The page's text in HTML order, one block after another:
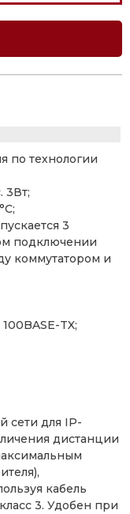
по технологии
3Вт;
3
подключении
коммутатором и
TX;
сети для IP-
дистанции
кабель
3. Удобен при